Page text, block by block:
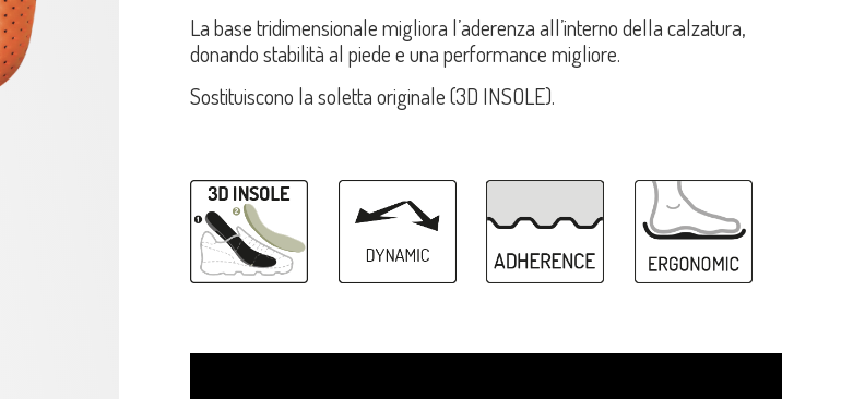
La base tridimensionale migliora l’aderenza all’interno della calzatura,
donando stabilità al piede e una performance migliore.
Sostituiscono la soletta originale (3D INSOLE).